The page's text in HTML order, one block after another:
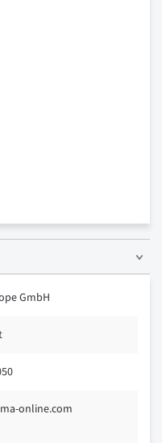
GmbH
online.com